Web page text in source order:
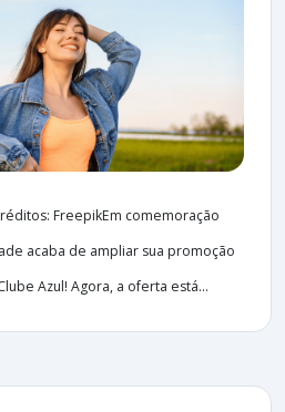
FreepikEm comemoração
acaba de ampliar sua promoção
Azul! Agora, a oferta está...